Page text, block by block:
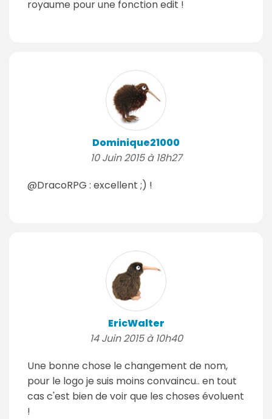
royaume pour une fonction edit !
Dominique21000
10 Juin 2015 à 18h27
@DracoRPG : excellent ;) !
EricWalter
14 Juin 2015 à 10h40
Une bonne chose le changement de nom,
pour le logo je suis moins convaincu.. en tout
cas c'est bien de voir que les choses évoluent
!